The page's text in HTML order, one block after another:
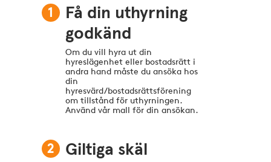
1
Få din uthyrning
godkänd
Om du vill hyra ut din
hyreslägenhet eller bostadsrätt i
andra hand måste du ansöka hos
din
hyresvärd/bostadsrättsförening
om tillstånd för uthyrningen.
Använd vår mall för din ansökan.
2 Giltiga skäl